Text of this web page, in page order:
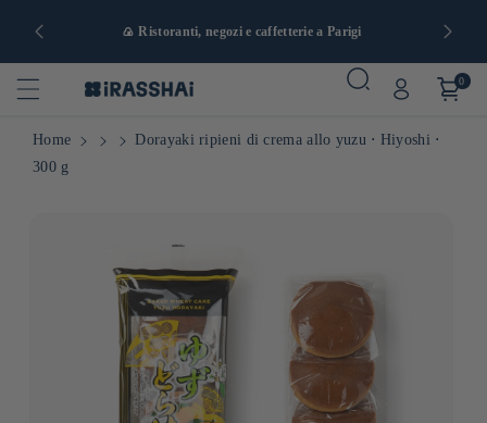
🍙 Ristoranti, negozi e caffetterie a Parigi
0
Home
Dorayaki ripieni di crema allo yuzu ⋅ Hiyoshi ⋅
300 g